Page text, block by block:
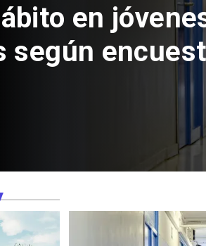
creación del
Piñera con
millones